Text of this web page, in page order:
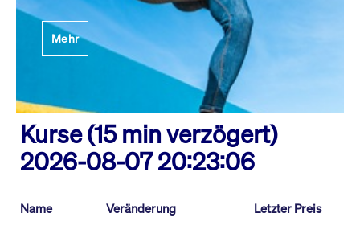
Mehr
Kurse (15 min verzögert)
2026-08-07 20:23:06
Name Veränderung Letzter Preis